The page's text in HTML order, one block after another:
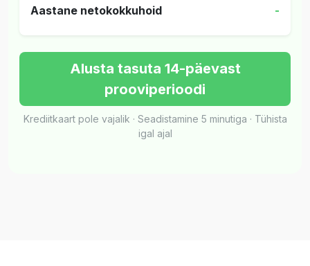
Aastane netokokkuhoid -
Alusta tasuta 14-päevast
prooviperioodi
Krediitkaart pole vajalik · Seadistamine 5 minutiga · Tühista
igal ajal